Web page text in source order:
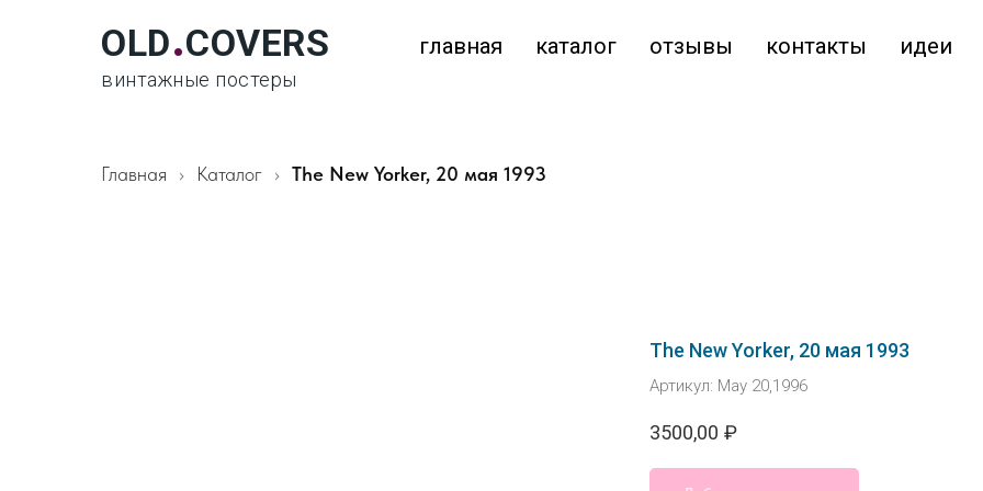
OLD.COVERS
винтажные постеры
главная каталог отзывы контакты идеи
Главная Каталог The New Yorker, 20 мая 1993
The New Yorker, 20 мая 1993
Артикул: May 20,1996
3500,00 ₽